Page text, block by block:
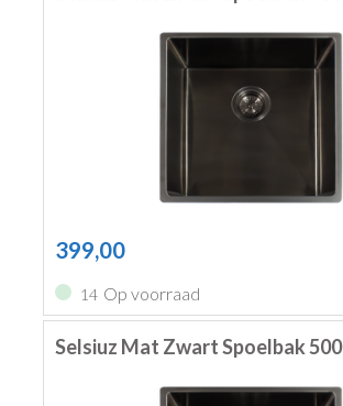
399,00
14 Op voorraad
Selsiuz Mat Zwart Spoelbak 500